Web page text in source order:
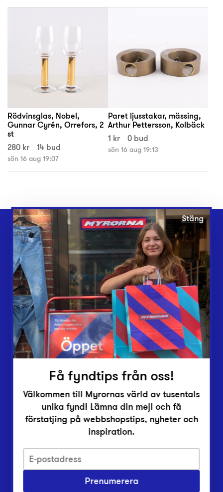
Rödvinsglas, Nobel,
Gunnar Cyrén, Orrefors, 2
st
280 kr
14 bud
sön 16 aug 19:07
Paret ljusstakar, mässing,
Arthur Pettersson, Kolbäck
1 kr
0 bud
sön 16 aug 19:13
Webbshop
Butiker
Lämna in
Vårt överskott
Inlämningsplatser
Om Myrorna
Lediga jobb
Pressrum
Integritetsskyddspolicy
Har du frågor om onlineköp, leverans eller retur?
Stäng
Få fyndtips från oss!
Välkommen till Myrornas värld av tusentals
unika fynd! Lämna din mejl och få
förstatjing på webbshopstips, nyheter och
inspiration.
Prenumerera